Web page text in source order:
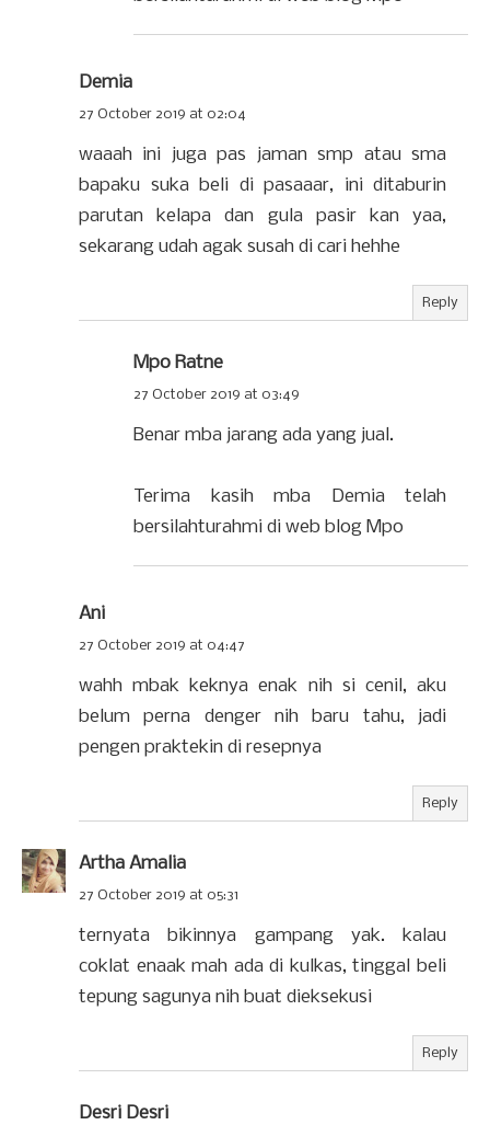
Demia
27 October 2019 at 02:04
waaah ini juga pas jaman smp atau sma
bapaku suka beli di pasaaar, ini ditaburin
parutan kelapa dan gula pasir kan yaa,
sekarang udah agak susah di cari hehhe
Reply
Mpo Ratne
27 October 2019 at 03:49
Benar mba jarang ada yang jual.
Terima kasih mba Demia telah
bersilahturahmi di web blog Mpo
Ani
27 October 2019 at 04:47
wahh mbak keknya enak nih si cenil, aku
belum perna denger nih baru tahu, jadi
pengen praktekin di resepnya
Reply
Artha Amalia
27 October 2019 at 05:31
ternyata bikinnya gampang yak. kalau
coklat enaak mah ada di kulkas, tinggal beli
tepung sagunya nih buat dieksekusi
Reply
Desri Desri